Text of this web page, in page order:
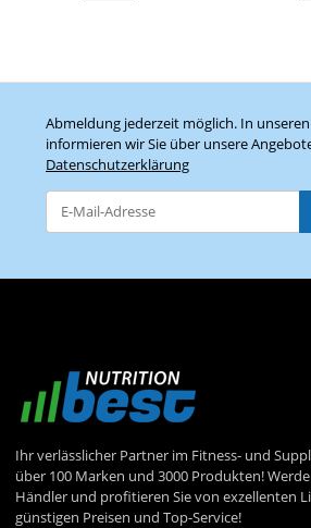
Abmeldung jederzeit möglich. In
informieren wir Sie über unsere
Datenschutzerklärung
Ihr verlässlicher Partner im Fitness- und
über 100 Marken und 3000 Produkten!
Händler und profitieren Sie von exzellenten
günstigen Preisen und Top-Service!